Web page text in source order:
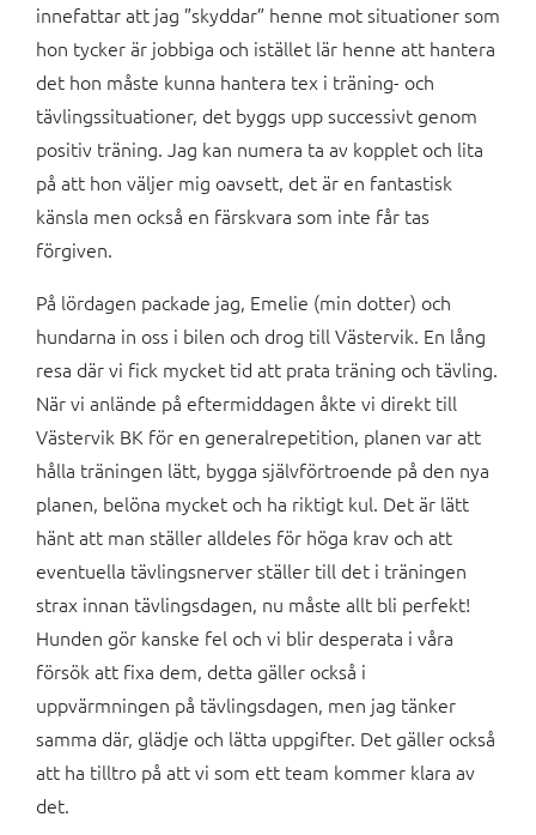
innefattar att jag ”skyddar” henne mot situationer som
hon tycker är jobbiga och istället lär henne att hantera
det hon måste kunna hantera tex i träning- och
tävlingssituationer, det byggs upp successivt genom
positiv träning. Jag kan numera ta av kopplet och lita
på att hon väljer mig oavsett, det är en fantastisk
känsla men också en färskvara som inte får tas
förgiven.
På lördagen packade jag, Emelie (min dotter) och
hundarna in oss i bilen och drog till Västervik. En lång
resa där vi fick mycket tid att prata träning och tävling.
När vi anlände på eftermiddagen åkte vi direkt till
Västervik BK för en generalrepetition, planen var att
hålla träningen lätt, bygga självförtroende på den nya
planen, belöna mycket och ha riktigt kul. Det är lätt
hänt att man ställer alldeles för höga krav och att
eventuella tävlingsnerver ställer till det i träningen
strax innan tävlingsdagen, nu måste allt bli perfekt!
Hunden gör kanske fel och vi blir desperata i våra
försök att fixa dem, detta gäller också i
uppvärmningen på tävlingsdagen, men jag tänker
samma där, glädje och lätta uppgifter. Det gäller också
att ha tilltro på att vi som ett team kommer klara av
det.